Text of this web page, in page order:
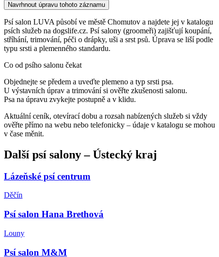
Navrhnout úpravu tohoto záznamu
Psí salon LUVA působí ve městě Chomutov a najdete jej v katalogu
psích služeb na dogslife.cz. Psí salony (groomeři) zajišťují koupání,
stříhání, trimování, péči o drápky, uši a srst psů. Úprava se liší podle
typu srsti a plemenného standardu.
Co od psího salonu čekat
Objednejte se předem a uveďte plemeno a typ srsti psa.
U výstavních úprav a trimování si ověřte zkušenosti salonu.
Psa na úpravu zvykejte postupně a v klidu.
Aktuální ceník, otevírací dobu a rozsah nabízených služeb si vždy
ověřte přímo na webu nebo telefonicky – údaje v katalogu se mohou
v čase měnit.
Další psí salony–Ústecký kraj
Lázeňské psí centrum
Děčín
Psí salon Hana Brethová
Louny
Psí salon M&M